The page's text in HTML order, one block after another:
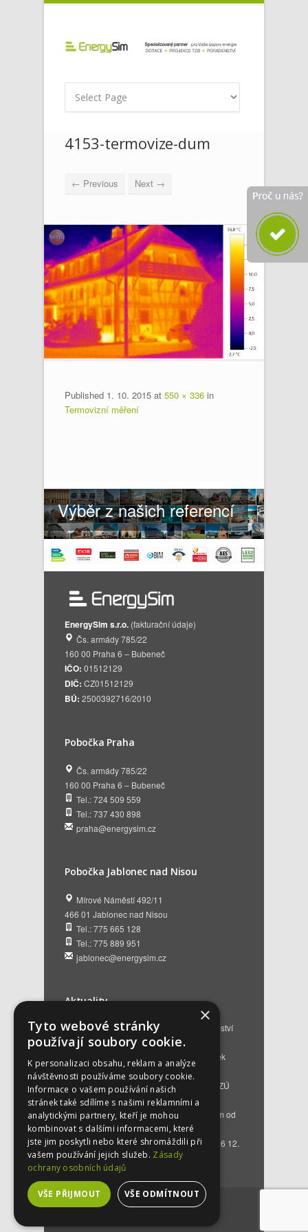
4153-termovize-dum
← Previous Next →
Published 1. 10. 2015 at 550 × 336 in
Termovizní měření
Výběr z našich referencí
EnergySim s.r.o. (fakturační údaje)
Čs. armády 785/22
160 00 Praha 6 – Bubeneč
IČO: 01512129
DIČ: CZ01512129
BÚ: 2500392716/2010
Pobočka Praha
Čs. armády 785/22
160 00 Praha 6 – Bubeneč
Tel.: 724 509 559
Tel.: 737 430 898
praha@energysim.cz
Pobočka Jablonec nad Nisou
Mírové Náměstí 492/11
466 01 Jablonec nad Nisou
Tel.: 775 665 128
Tel.: 775 889 951
jablonec@energysim.cz
Aktuality
Renovační pasy budov a dotační poradenství
12. 6. 2026
Přehled hlavních změn a nových podmínek
NZÚ 2026 28. 5. 2026
Kompenzace za projektovou přípravu v NZÚ
2025
25. 3. 2026
Novinky v programu Nová zelená úsporám od
roku 2026 16. 3. 2026
Bezplatné poradenství EKIS od 01.01.2026 12.
12. 2025
©2026byenergysim.cz. Created by
×
Tyto webové stránky
používají soubory cookie.
K personalizaci obsahu, reklam a analýze
návštěvnosti používáme soubory cookie.
Informace o vašem používání našich
stránek také sdílíme s našimi reklamními a
analytickými partnery, kteří je mohou
kombinovat s dalšími informacemi, které
jste jim poskytli nebo které shromáždili při
vašem používání jejich služeb. Zásady
ochrany osobních údajů
VŠE PŘIJMOUT VŠE ODMÍTNOUT